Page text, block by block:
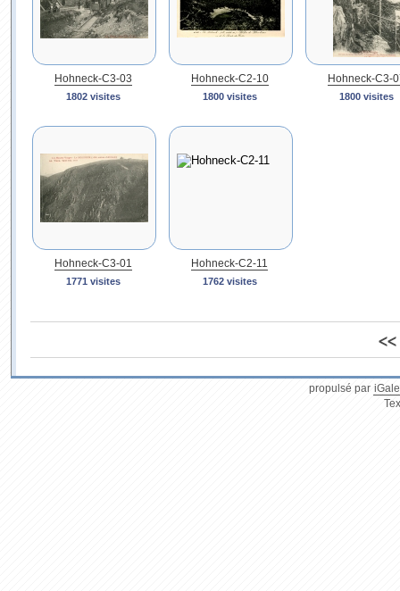
Hohneck-C3-03
1802 visites
Hohneck-C2-10
1800 visites
Hohneck-C3-
1800 visites
Hohneck-C3-01
1771 visites
Hohneck-C2-11
1762 visites
<<
propulsé par